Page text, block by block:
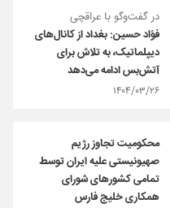
در گفت‌وگو با عراقچی
فؤاد حسین: بغداد از کانال‌های
دیپلماتیک، به تلاش برای
آتش‌بس ادامه می‌دهد
۱۴۰۴/۰۳/۲۶
محکومیت تجاوز رژیم
صهیونیستی علیه ایران توسط
تمامی کشورهای شورای
همکاری خلیج فارس